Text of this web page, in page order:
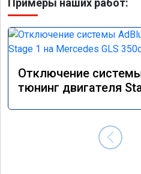
Примеры наших работ:
Отключение
тюнинг двигателя